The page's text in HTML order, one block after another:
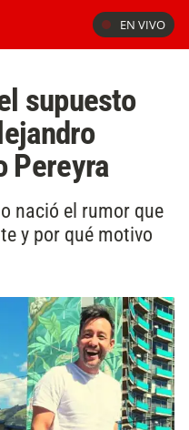
EN VIVO
supuesto
Pereyra
nació el rumor que
y por qué motivo